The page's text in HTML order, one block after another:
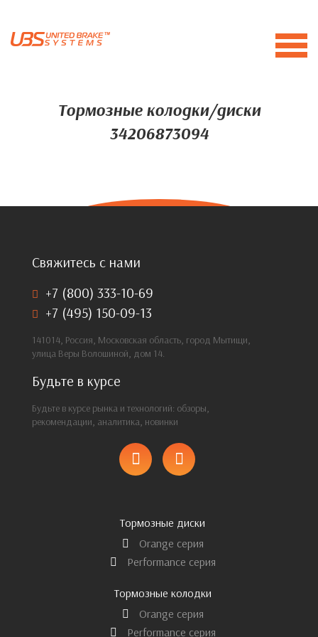
Тормозные колодки/диски
34206873094
Свяжитесь с нами
+7 (800) 333-10-69
+7 (495) 150-09-13
141014, Россия, Московская область, город Мытищи,
улица Веры Волошиной, дом 14.
Будьте в курсе
Будьте в курсе рынка и технологий: обзоры,
рекомендации, аналитика, новинки
Тормозные диски
Orange серия
Performance серия
Тормозные колодки
Orange серия
Performance серия